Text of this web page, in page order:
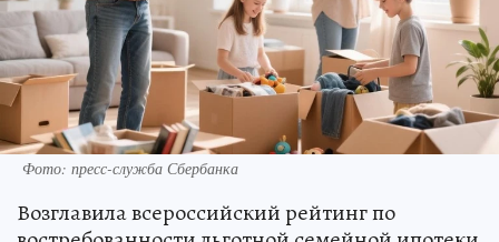
Фото: пресс-служба Сбербанка
Возглавила всероссийский рейтинг по